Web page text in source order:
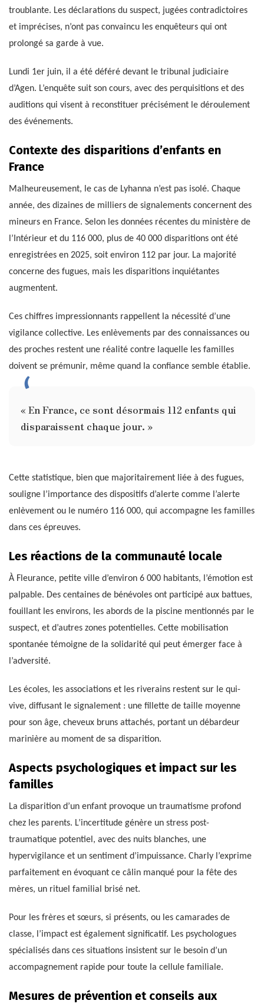
troublante. Les déclarations du suspect, jugées contradictoires
et imprécises, n’ont pas convaincu les enquêteurs qui ont
prolongé sa garde à vue.
Lundi 1er juin, il a été déféré devant le tribunal judiciaire
d’Agen. L’enquête suit son cours, avec des perquisitions et des
auditions qui visent à reconstituer précisément le déroulement
des événements.
Contexte des disparitions d’enfants en
France
Malheureusement, le cas de Lyhanna n’est pas isolé. Chaque
année, des dizaines de milliers de signalements concernent des
mineurs en France. Selon les données récentes du ministère de
l’Intérieur et du 116 000, plus de 40 000 disparitions ont été
enregistrées en 2025, soit environ 112 par jour. La majorité
concerne des fugues, mais les disparitions inquiétantes
augmentent.
Ces chiffres impressionnants rappellent la nécessité d’une
vigilance collective. Les enlèvements par des connaissances ou
des proches restent une réalité contre laquelle les familles
doivent se prémunir, même quand la confiance semble établie.
« En France, ce sont désormais 112 enfants qui
disparaissent chaque jour. »
Cette statistique, bien que majoritairement liée à des fugues,
souligne l’importance des dispositifs d’alerte comme l’alerte
enlèvement ou le numéro 116 000, qui accompagne les familles
dans ces épreuves.
Les réactions de la communauté locale
À Fleurance, petite ville d’environ 6 000 habitants, l’émotion est
palpable. Des centaines de bénévoles ont participé aux battues,
fouillant les environs, les abords de la piscine mentionnés par le
suspect, et d’autres zones potentielles. Cette mobilisation
spontanée témoigne de la solidarité qui peut émerger face à
l’adversité.
Les écoles, les associations et les riverains restent sur le qui-
vive, diffusant le signalement : une fillette de taille moyenne
pour son âge, cheveux bruns attachés, portant un débardeur
marinière au moment de sa disparition.
Aspects psychologiques et impact sur les
familles
La disparition d’un enfant provoque un traumatisme profond
chez les parents. L’incertitude génère un stress post-
traumatique potentiel, avec des nuits blanches, une
hypervigilance et un sentiment d’impuissance. Charly l’exprime
parfaitement en évoquant ce câlin manqué pour la fête des
mères, un rituel familial brisé net.
Pour les frères et sœurs, si présents, ou les camarades de
classe, l’impact est également significatif. Les psychologues
spécialisés dans ces situations insistent sur le besoin d’un
accompagnement rapide pour toute la cellule familiale.
Mesures de prévention et conseils aux